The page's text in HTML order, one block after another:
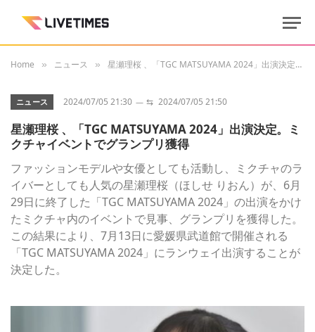
Home » ニュース » 星瀬理桜 、「TGC MATSUYAMA 2024」出演決定。ミクチャイベントでグランプリ獲得
ニュース 2024/07/05 21:30 ⇆ 2024/07/05 21:50
星瀬理桜 、「TGC MATSUYAMA 2024」出演決定。ミ
クチャイベントでグランプリ獲得
ファッションモデルや女優としても活動し、ミクチャのラ
イバーとしても人気の星瀬理桜（ほしせ りおん）が、6月
29日に終了した「TGC MATSUYAMA 2024」の出演をかけ
たミクチャ内のイベントで見事、グランプリを獲得した。
この結果により、7月13日に愛媛県武道館で開催される
「TGC MATSUYAMA 2024」にランウェイ出演することが
決定した。